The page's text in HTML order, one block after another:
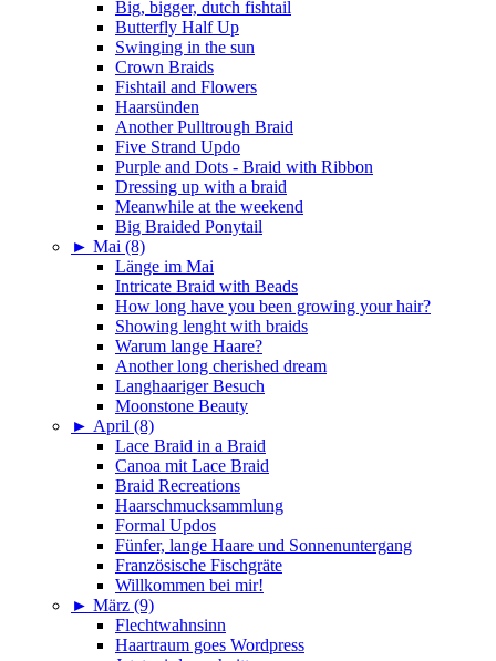
Big, bigger, dutch fishtail
Butterfly Half Up
Swinging in the sun
Crown Braids
Fishtail and Flowers
Haarsünden
Another Pulltrough Braid
Five Strand Updo
Purple and Dots - Braid with Ribbon
Dressing up with a braid
Meanwhile at the weekend
Big Braided Ponytail
► Mai (8)
Länge im Mai
Intricate Braid with Beads
How long have you been growing your hair?
Showing lenght with braids
Warum lange Haare?
Another long cherished dream
Langhaariger Besuch
Moonstone Beauty
► April (8)
Lace Braid in a Braid
Canoa mit Lace Braid
Braid Recreations
Haarschmucksammlung
Formal Updos
Fünfer, lange Haare und Sonnenuntergang
Französische Fischgräte
Willkommen bei mir!
► März (9)
Flechtwahnsinn
Haartraum goes Wordpress